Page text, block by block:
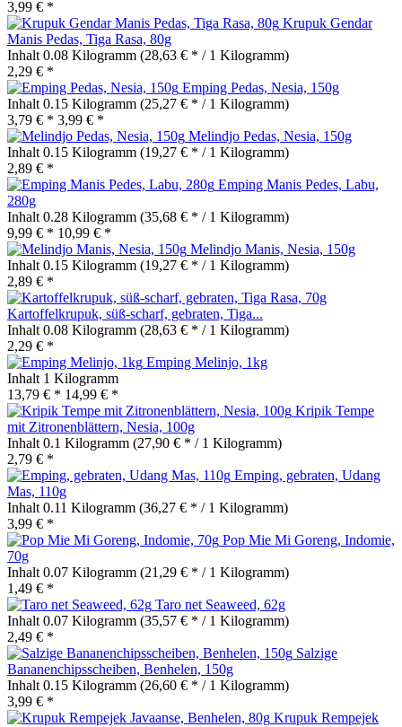
3,99 € *
Krupuk Gendar
Manis Pedas, Tiga Rasa, 80g
Inhalt 0.08 Kilogramm (28,63 € * / 1 Kilogramm)
2,29 € *
Emping Pedas, Nesia, 150g
Inhalt 0.15 Kilogramm (25,27 € * / 1 Kilogramm)
3,79 € * 3,99 € *
Melindjo Pedas, Nesia, 150g
Inhalt 0.15 Kilogramm (19,27 € * / 1 Kilogramm)
2,89 € *
Emping Manis Pedes, Labu,
280g
Inhalt 0.28 Kilogramm (35,68 € * / 1 Kilogramm)
9,99 € * 10,99 € *
Melindjo Manis, Nesia, 150g
Inhalt 0.15 Kilogramm (19,27 € * / 1 Kilogramm)
2,89 € *
Kartoffelkrupuk, süß-scharf, gebraten, Tiga...
Inhalt 0.08 Kilogramm (28,63 € * / 1 Kilogramm)
2,29 € *
Emping Melinjo, 1kg
Inhalt 1 Kilogramm
13,79 € * 14,99 € *
Kripik Tempe
mit Zitronenblättern, Nesia, 100g
Inhalt 0.1 Kilogramm (27,90 € * / 1 Kilogramm)
2,79 € *
Emping, gebraten, Udang
Mas, 110g
Inhalt 0.11 Kilogramm (36,27 € * / 1 Kilogramm)
3,99 € *
Pop Mie Mi Goreng, Indomie,
70g
Inhalt 0.07 Kilogramm (21,29 € * / 1 Kilogramm)
1,49 € *
Taro net Seaweed, 62g
Inhalt 0.07 Kilogramm (35,57 € * / 1 Kilogramm)
2,49 € *
Salzige
Bananenchipsscheiben, Benhelen, 150g
Inhalt 0.15 Kilogramm (26,60 € * / 1 Kilogramm)
3,99 € *
Krupuk Rempejek